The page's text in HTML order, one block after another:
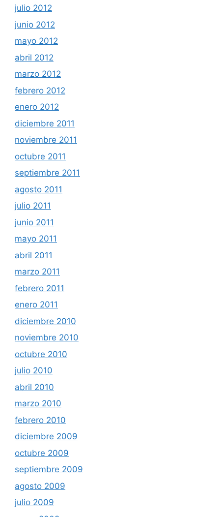
julio 2012
junio 2012
mayo 2012
abril 2012
marzo 2012
febrero 2012
enero 2012
diciembre 2011
noviembre 2011
octubre 2011
septiembre 2011
agosto 2011
julio 2011
junio 2011
mayo 2011
abril 2011
marzo 2011
febrero 2011
enero 2011
diciembre 2010
noviembre 2010
octubre 2010
julio 2010
abril 2010
marzo 2010
febrero 2010
diciembre 2009
octubre 2009
septiembre 2009
agosto 2009
julio 2009